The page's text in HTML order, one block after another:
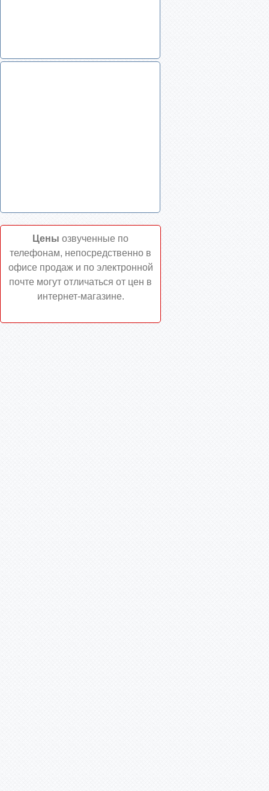
Цены озвученные по
телефонам, непосредственно в
офисе продаж и по электронной
почте могут отличаться от цен в
интернет-магазине.